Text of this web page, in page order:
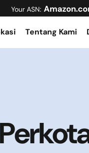
Your ASN:
Tentang Kami